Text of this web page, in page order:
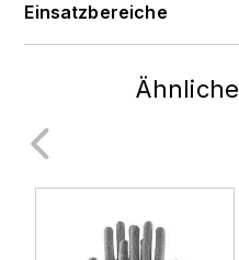
Einsatzbereiche
Ähnliche